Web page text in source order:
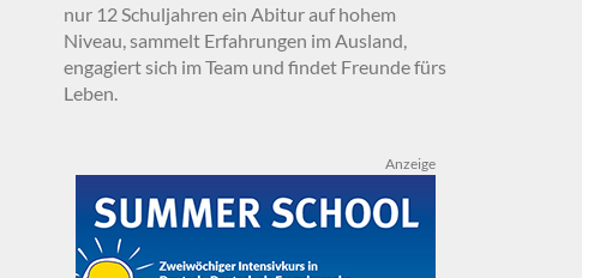
nur 12 Schuljahren ein Abitur auf hohem
Niveau, sammelt Erfahrungen im Ausland,
engagiert sich im Team und findet Freunde fürs
Leben.
Anzeige